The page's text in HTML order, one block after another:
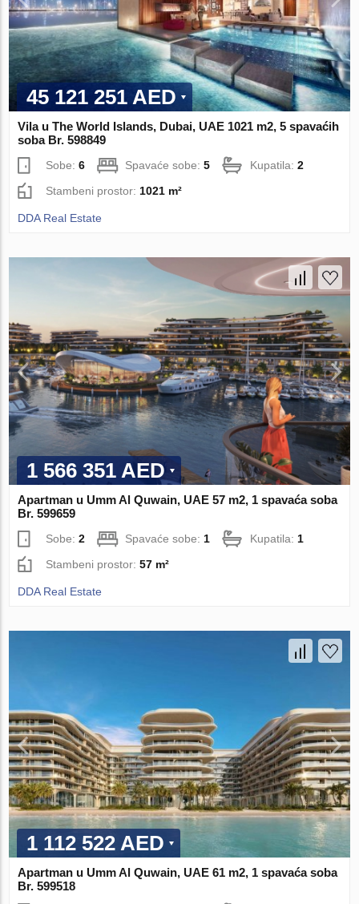
45 121 251 AED
Vila u The World Islands, Dubai, UAE 1021 m2, 5 spavaćih
soba Br. 598849
Sobe:6 Spavaće sobe:5 Kupatila:2
Stambeni prostor: 1021 m²
DDA Real Estate
1 566 351 AED
Apartman u Umm Al Quwain, UAE 57 m2, 1 spavaća soba
Br. 599659
Sobe:2 Spavaće sobe: 1 Kupatila: 1
Stambeni prostor:57 m²
DDA Real Estate
1 112 522 AED
Apartman u Umm Al Quwain, UAE 61 m2, 1 spavaća soba
Br. 599518